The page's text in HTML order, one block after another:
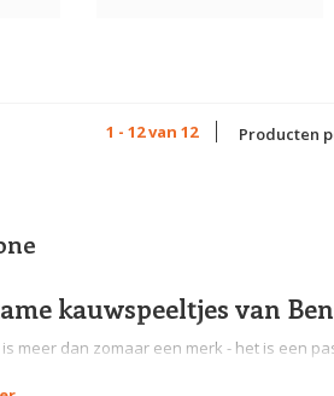
1 - 12 van 12 Producten
kauwspeeltjes van
meer dan zomaar een merk - het is een